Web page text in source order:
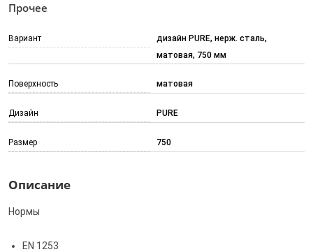
Прочее
Вариант
дизайн PURE, нерж. сталь,
матовая, 750 мм
Поверхность матовая
Дизайн PURE
Размер 750
Описание
Нормы
EN 1253